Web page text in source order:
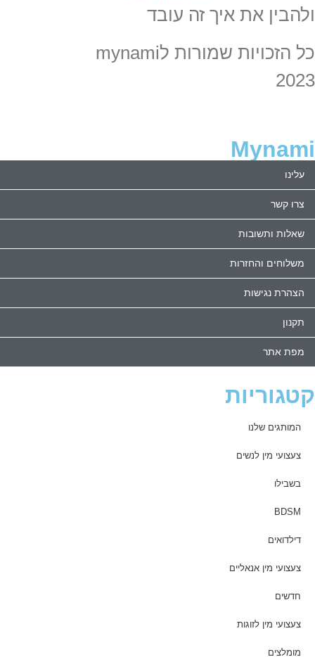
ולהבין את איך זה עובד
כל הזכויות שמורות לmynami
2023
Mynami
עלינו
צרו קשר
שאלות ותשובות
משלוחים והחזרות
הצהרת נגישות
תקנון
מפת אתר
קטגוריות
המותגים שלנו
צעצועי מין לנשים
בשבילו
BDSM
דילדואים
צעצועי מין אנאליים
חדשים
צעצועי מין לזוגות
מומלצים